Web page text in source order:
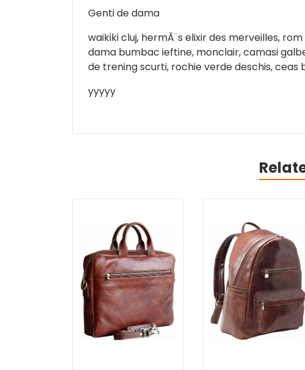
Genti de dama
waikiki cluj, hermĂ¨s elixir des merveilles,
dama bumbac ieftine, monclair, camasi
de trening scurti, rochie verde deschis, ceas
yyyyy